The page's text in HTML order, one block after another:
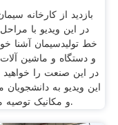
بازدید از کارخانه
در این ویدیو با
خط تولیدسیمان آشنا
و دستگاه و ماشین
در این صنعت را
این ویدیو به دانشجویان
و مکانیک توصیه می شود.